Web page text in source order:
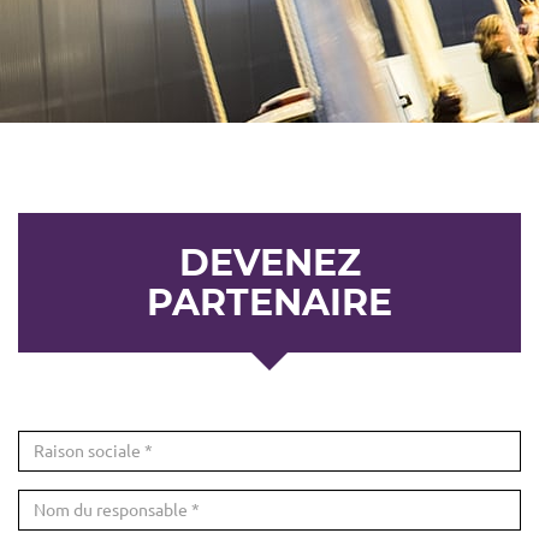
DEVENEZ
PARTENAIRE
Raison
sociale
Nom
du